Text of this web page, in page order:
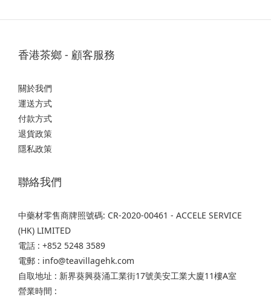
香港茶鄉 - 顧客服務
關於我們
運送方式
付款方式
退貨政策
隱私政策
聯絡我們
中藥材零售商牌照號碼: CR-2020-00461 - ACCELE SERVICE
(HK) LIMITED
電話 : +852 5248 3589
電郵 : info@teavillagehk.com
自取地址 : 新界葵興葵涌工業街17號美安工業大廈11樓A室
營業時間 :